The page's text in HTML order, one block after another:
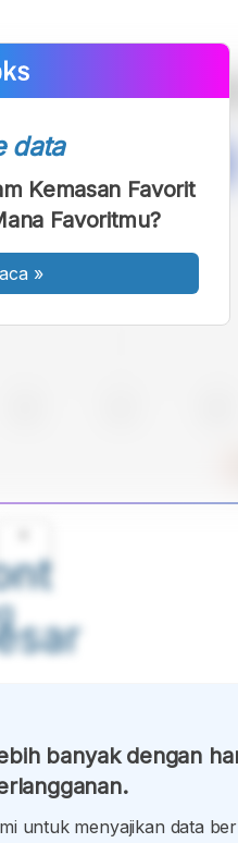
data
Kemasan Favorit
Favoritmu?
»
banyak dengan
untuk menyajikan data